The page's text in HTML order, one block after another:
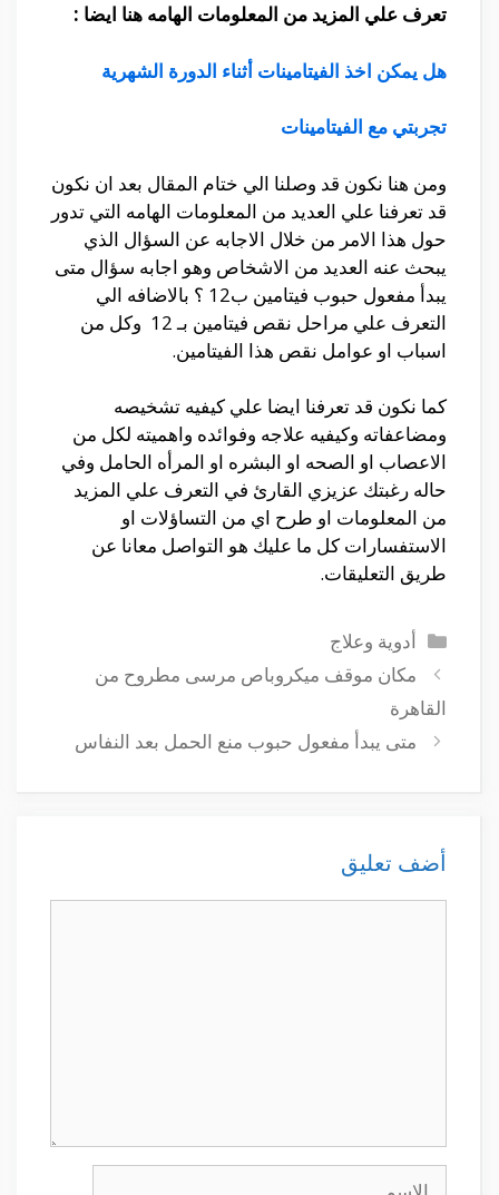
تعرف علي المزيد من المعلومات الهامه هنا ايضا :
هل يمكن اخذ الفيتامينات أثناء الدورة الشهرية
تجربتي مع الفيتامينات
ومن هنا نكون قد وصلنا الي ختام المقال بعد ان نكون
قد تعرفنا علي العديد من المعلومات الهامه التي تدور
حول هذا الامر من خلال الاجابه عن السؤال الذي
يبحث عنه العديد من الاشخاص وهو اجابه سؤال متى
يبدأ مفعول حبوب فيتامين ب12 ؟ بالاضافه الي
التعرف علي مراحل نقص فيتامين بـ 12 وكل من
اسباب او عوامل نقص هذا الفيتامين.
كما نكون قد تعرفنا ايضا علي كيفيه تشخيصه
ومضاعفاته وكيفيه علاجه وفوائده واهميته لكل من
الاعصاب او الصحه او البشره او المرأه الحامل وفي
حاله رغبتك عزيزي القارئ في التعرف علي المزيد
من المعلومات او طرح اي من التساؤلات او
الاستفسارات كل ما عليك هو التواصل معانا عن
طريق التعليقات.
التصنيفات
أدوية وعلاج
مكان موقف ميكروباص مرسى مطروح من
القاهرة
متى يبدأ مفعول حبوب منع الحمل بعد النفاس
أضف تعليق
الاسم